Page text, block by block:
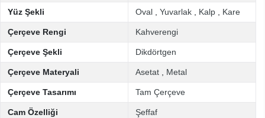
Yüz Şekli Oval Yuvarlak Kalp Kare
Çerçeve Rengi Kahverengi
Çerçeve Şekli Dikdörtgen
Çerçeve Materyali Asetat Metal
Çerçeve Tasarımı Tam Çerçeve
Cam Özelliği Şeffaf